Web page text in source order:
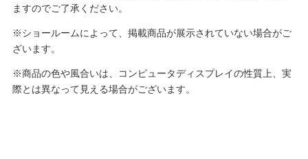
ますのでご了承ください。
※ショールームによって、掲載商品が展示されていない場合がご
ざいます。
※商品の色や風合いは、コンピュータディスプレイの性質上、実
際とは異なって見える場合がございます。